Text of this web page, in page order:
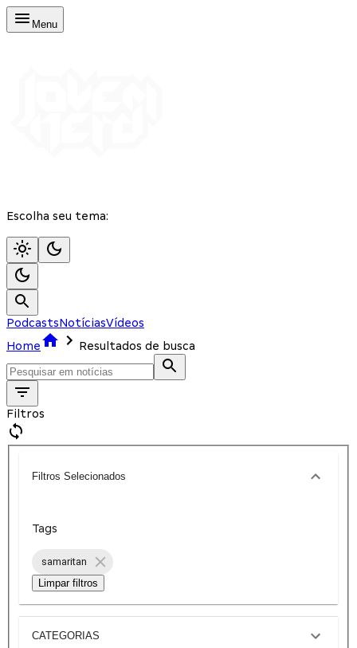
Menu
Escolha seu tema:
PodcastsNotíciasVídeos
Home
Resultados de busca
Filtros
Filtros Selecionados
Tags
samaritan
Limpar filtros
CATEGORIAS